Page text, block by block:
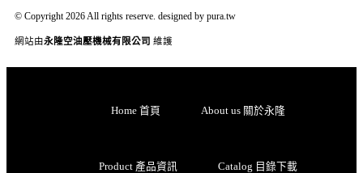
© Copyright 2026 All rights reserve. designed by pura.tw
網站由永隆空油壓機械有限公司 維護
Home 首頁 About us 關於永隆
Product 產品資訊 Catalog 目錄下載